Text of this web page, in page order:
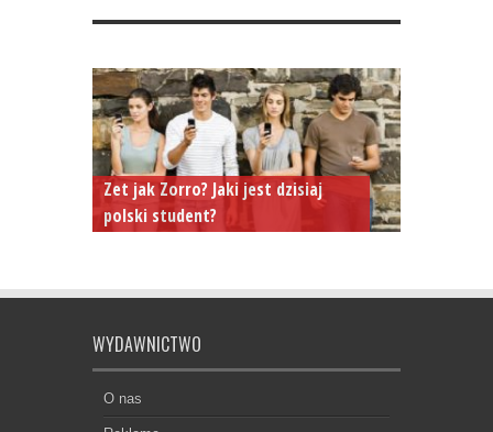
Zet jak Zorro? Jaki jest dzisiaj
polski student?
WYDAWNICTWO
O nas